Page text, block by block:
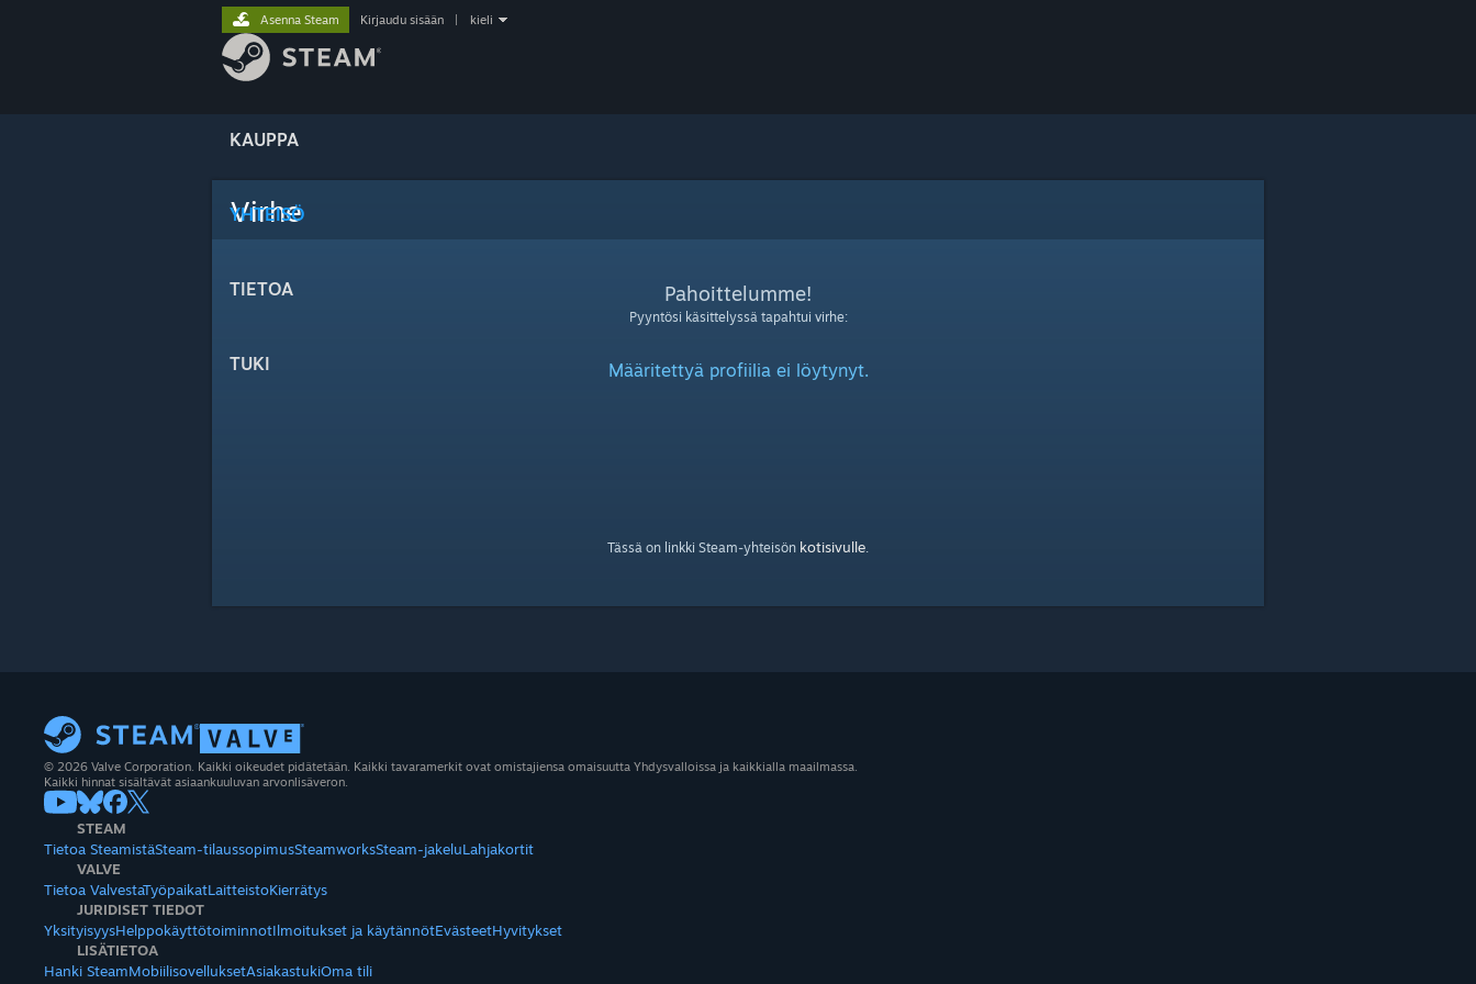
KAUPPA
YHTEISÖ
TIETOA
TUKI
Asenna Steam Kirjaudu sisään kieli
Virhe
Pahoittelumme!
Pyyntösi käsittelyssä tapahtui virhe:
Määritettyä profiilia ei löytynyt.
Tässä on linkki Steam-yhteisön kotisivulle.
© 2026 Valve Corporation. Kaikki oikeudet pidätetään. Kaikki tavaramerkit ovat omistajiensa omaisuutta Yhdysvalloissa ja kaikkialla maailmassa.
Kaikki hinnat sisältävät asiaankuuluvan arvonlisäveron.
STEAM
Tietoa SteamistäSteam-tilaussopimusSteamworksSteam-jakeluLahjakortit
VALVE
Tietoa ValvestaTyöpaikatLaitteistoKierrätys
JURIDISET TIEDOT
YksityisyysHelppokäyttötoiminnotIlmoitukset ja käytännötEvästeetHyvitykset
LISÄTIETOA
Hanki SteamMobiilisovelluksetAsiakastukiOma tili